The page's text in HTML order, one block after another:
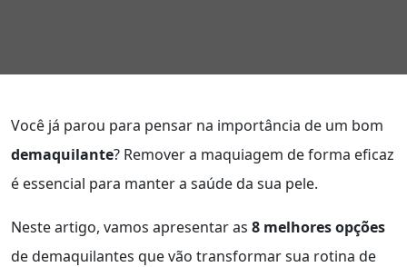
Você já parou para pensar na importância de um bom
demaquilante? Remover a maquiagem de forma eficaz
é essencial para manter a saúde da sua pele.
Neste artigo, vamos apresentar as 8 melhores opções
de demaquilantes que vão transformar sua rotina de